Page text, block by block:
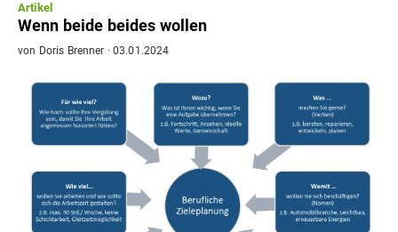
Artikel
Wenn beide beides wollen
von Doris Brenner ·03.01.2024